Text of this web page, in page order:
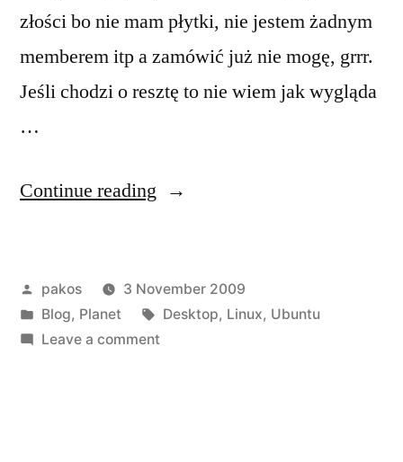
złości bo nie mam płytki, nie jestem żadnym
memberem itp a zamówić już nie mogę, grrr.
Jeśli chodzi o resztę to nie wiem jak wygląda
…
Continue reading “Ubuntu
Posted
by
pakos
3 November 2009
Posted
in
Blog, Planet Tags:
Desktop, Linux, Ubuntu
Leave a commenton